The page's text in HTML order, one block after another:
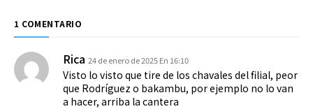
1 COMENTARIO
Rica 24 de enero de 2025 En 16:10
Visto lo visto que tire de los chavales del filial, peor
que Rodríguez o bakambu, por ejemplo no lo van
a hacer, arriba la cantera